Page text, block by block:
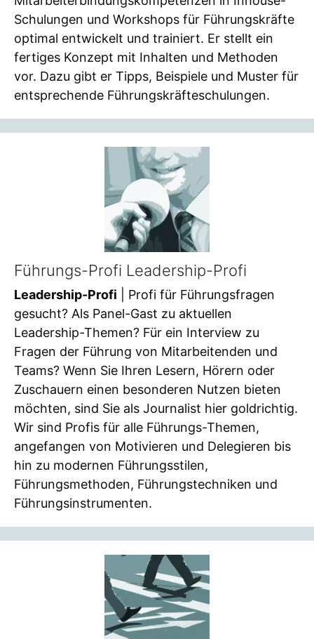
Schulungen und Workshops für Führungskräfte
optimal entwickelt und trainiert. Er stellt ein
fertiges Konzept mit Inhalten und Methoden
vor. Dazu gibt er Tipps, Beispiele und Muster für
entsprechende Führungskräfteschulungen.
Führungs-Profi Leadership-Profi
Leadership-Profi | Profi für Führungsfragen
gesucht? Als Panel-Gast zu aktuellen
Leadership-Themen? Für ein Interview zu
Fragen der Führung von Mitarbeitenden und
Teams? Wenn Sie Ihren Lesern, Hörern oder
Zuschauern einen besonderen Nutzen bieten
möchten, sind Sie als Journalist hier goldrichtig.
Wir sind Profis für alle Führungs-Themen,
angefangen von Motivieren und Delegieren bis
hin zu modernen Führungsstilen,
Führungsmethoden, Führungstechniken und
Führungsinstrumenten.